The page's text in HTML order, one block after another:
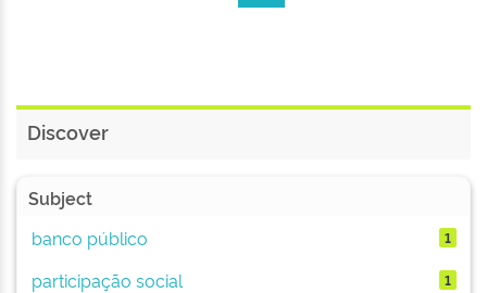
Discover
Subject
banco público
1
participação social 1